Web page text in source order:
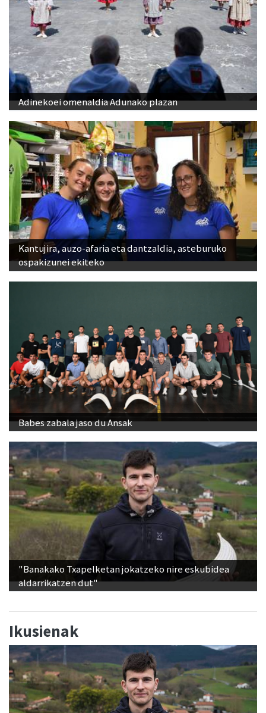
Adinekoei omenaldia Adunako plazan
Kantujira, auzo-afaria eta dantzaldia, asteburuko
ospakizunei ekiteko
Babes zabala jaso du Ansak
"Banakako Txapelketan jokatzeko nire eskubidea
aldarrikatzen dut"
Ikusienak